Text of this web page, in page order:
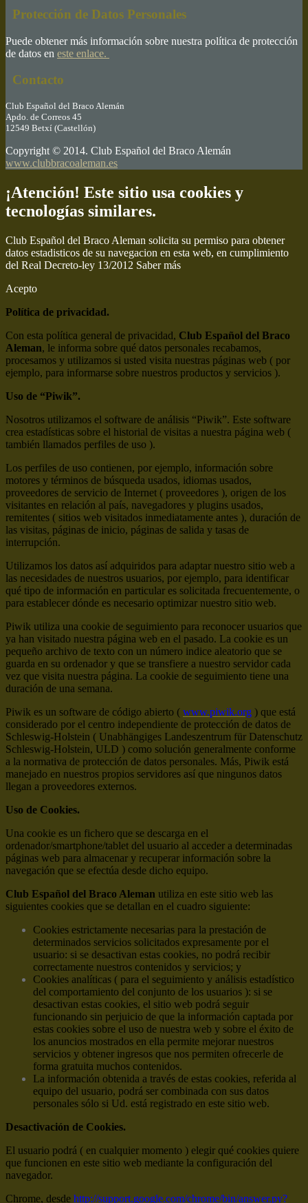
Protección de Datos Personales
Puede obtener más información sobre nuestra política de protección
de datos en este enlace.
Contacto
Club Español del Braco Alemán
Apdo. de Correos 45
12549 Betxí (Castellón)
Copyright © 2014. Club Español del Braco Alemán
www.clubbracoaleman.es
¡Atención! Este sitio usa cookies y
tecnologías similares.
Club Español del Braco Aleman solicita su permiso para obtener
datos estadisticos de su navegacion en esta web, en cumplimiento
del Real Decreto-ley 13/2012 Saber más
Acepto
Política de privacidad.
Con esta política general de privacidad, Club Español del Braco
Aleman, le informa sobre qué datos personales recabamos,
procesamos y utilizamos si usted visita nuestras páginas web ( por
ejemplo, para informarse sobre nuestros productos y servicios ).
Uso de “Piwik”.
Nosotros utilizamos el software de análisis “Piwik”. Este software
crea estadísticas sobre el historial de visitas a nuestra página web (
también llamados perfiles de uso ).
Los perfiles de uso contienen, por ejemplo, información sobre
motores y términos de búsqueda usados, idiomas usados,
proveedores de servicio de Internet ( proveedores ), origen de los
visitantes en relación al país, navegadores y plugins usados,
remitentes ( sitios web visitados inmediatamente antes ), duración de
las visitas, páginas de inicio, páginas de salida y tasas de
interrupción.
Utilizamos los datos así adquiridos para adaptar nuestro sitio web a
las necesidades de nuestros usuarios, por ejemplo, para identificar
qué tipo de información en particular es solicitada frecuentemente, o
para establecer dónde es necesario optimizar nuestro sitio web.
Piwik utiliza una cookie de seguimiento para reconocer usuarios que
ya han visitado nuestra página web en el pasado. La cookie es un
pequeño archivo de texto con un número indice aleatorio que se
guarda en su ordenador y que se transfiere a nuestro servidor cada
vez que visita nuestra página. La cookie de seguimiento tiene una
duración de una semana.
Piwik es un software de código abierto ( www.piwik.org ) que está
considerado por el centro independiente de protección de datos de
Schleswig-Holstein ( Unabhängiges Landeszentrum für Datenschutz
Schleswig-Holstein, ULD ) como solución generalmente conforme
a la normativa de protección de datos personales. Más, Piwik está
manejado en nuestros propios servidores así que ningunos datos
llegan a proveedores externos.
Uso de Cookies.
Una cookie es un fichero que se descarga en el
ordenador/smartphone/tablet del usuario al acceder a determinadas
páginas web para almacenar y recuperar información sobre la
navegación que se efectúa desde dicho equipo.
Club Español del Braco Aleman utiliza en este sitio web las
siguientes cookies que se detallan en el cuadro siguiente:
Cookies estrictamente necesarias para la prestación de
determinados servicios solicitados expresamente por el
usuario: si se desactivan estas cookies, no podrá recibir
correctamente nuestros contenidos y servicios; y
Cookies analíticas ( para el seguimiento y análisis estadístico
del comportamiento del conjunto de los usuarios ): si se
desactivan estas cookies, el sitio web podrá seguir
funcionando sin perjuicio de que la información captada por
estas cookies sobre el uso de nuestra web y sobre el éxito de
los anuncios mostrados en ella permite mejorar nuestros
servicios y obtener ingresos que nos permiten ofrecerle de
forma gratuita muchos contenidos.
La información obtenida a través de estas cookies, referida al
equipo del usuario, podrá ser combinada con sus datos
personales sólo si Ud. está registrado en este sitio web.
Desactivación de Cookies.
El usuario podrá ( en cualquier momento ) elegir qué cookies quiere
que funcionen en este sitio web mediante la configuración del
navegador.
Chrome, desde http://support.google.com/chrome/bin/answer.py?